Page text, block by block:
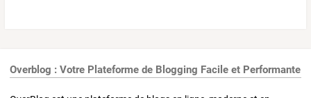
Overblog : Votre Plateforme de Blogging Facile et Performante